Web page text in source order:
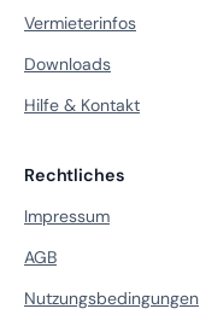
Vermieterinfos
Downloads
Hilfe & Kontakt
Rechtliches
Impressum
AGB
Nutzungsbedingungen